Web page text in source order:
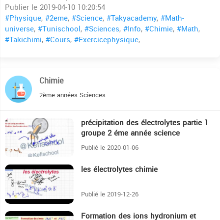
Publier le 2019-04-10 10:20:54
#Physique,#2eme,#Science,#Takyacademy,#Math-
universe,#Tunischool,#Sciences,#Info,#Chimie,#Math,
#Takichimi,#Cours,#Exercicephysique,
Chimie
2ème années Sciences
25:58 précipitation des électrolytes partie 1
groupe 2 éme année science
Publié le 2020-01-06
38:47 les électrolytes chimie
Publié le 2019-12-26
13:19 Formation des ions hydronium et